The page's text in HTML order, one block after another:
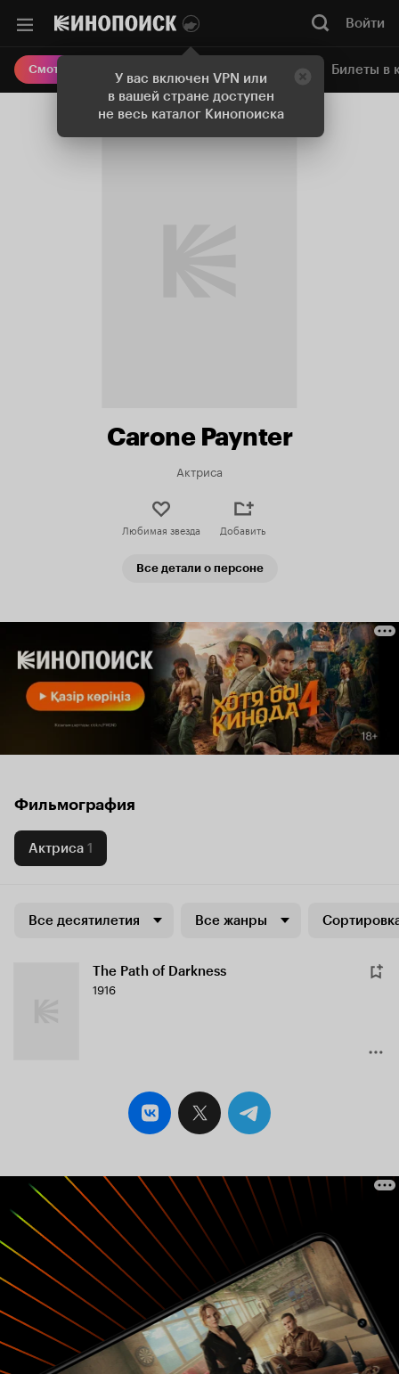
У вас включен VPN или
в вашей стране доступен
не весь каталог Кинопоиска
Войти
Смотреть кино Онлайн-кинотеатр Билеты в
Carone Paynter
Актриса
Любимая звезда Добавить
Все детали о персоне
Фильмография
Актриса 1
Все десятилетия Все жанры
The Path of Darkness
1916